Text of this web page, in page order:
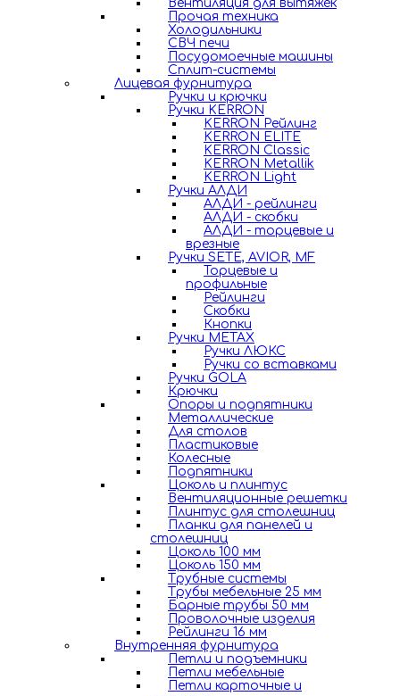
Вентиляция для вытяжек
Прочая техника
Холодильники
СВЧ печи
Посудомоечные машины
Сплит-системы
Лицевая фурнитура
Ручки и крючки
Ручки KERRON
KERRON Рейлинг
KERRON ELITE
KERRON Classic
KERRON Metallik
KERRON Light
Ручки АЛДИ
АЛДИ - рейлинги
АЛДИ - скобки
АЛДИ - торцевые и
врезные
Ручки SETE, AVIOR, MF
Торцевые и
профильные
Рейлинги
Скобки
Кнопки
Ручки METAX
Ручки ЛЮКС
Ручки со вставками
Ручки GOLA
Крючки
Опоры и подпятники
Металлические
Для столов
Пластиковые
Колесные
Подпятники
Цоколь и плинтус
Вентиляционные решетки
Плинтус для столешниц
Планки для панелей и
столешниц
Цоколь 100 мм
Цоколь 150 мм
Трубные системы
Трубы мебельные 25 мм
Барные трубы 50 мм
Проволочные изделия
Рейлинги 16 мм
Внутренняя фурнитура
Петли и подъемники
Петли мебельные
Петли карточные и